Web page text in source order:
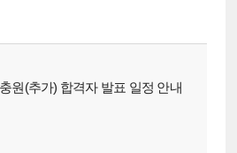
원(추가) 합격자 발표 일정 안내